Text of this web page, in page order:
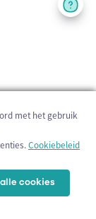
met het gebruik
Cookiebeleid
cookies